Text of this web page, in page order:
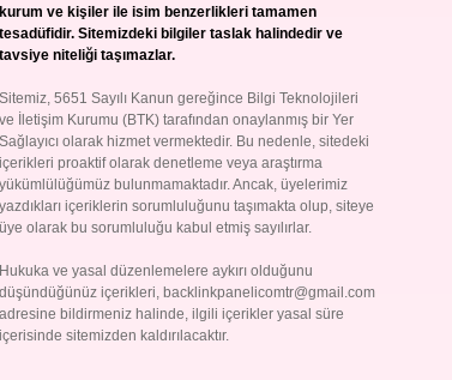
kurum ve kişiler ile isim benzerlikleri tamamen
tesadüfidir. Sitemizdeki bilgiler taslak halindedir ve
tavsiye niteliği taşımazlar.
Sitemiz, 5651 Sayılı Kanun gereğince Bilgi Teknolojileri
ve İletişim Kurumu (BTK) tarafından onaylanmış bir Yer
Sağlayıcı olarak hizmet vermektedir. Bu nedenle, sitedeki
içerikleri proaktif olarak denetleme veya araştırma
yükümlülüğümüz bulunmamaktadır. Ancak, üyelerimiz
yazdıkları içeriklerin sorumluluğunu taşımakta olup, siteye
üye olarak bu sorumluluğu kabul etmiş sayılırlar.
Hukuka ve yasal düzenlemelere aykırı olduğunu
düşündüğünüz içerikleri, backlinkpanelicomtr@gmail.com
adresine bildirmeniz halinde, ilgili içerikler yasal süre
içerisinde sitemizden kaldırılacaktır.